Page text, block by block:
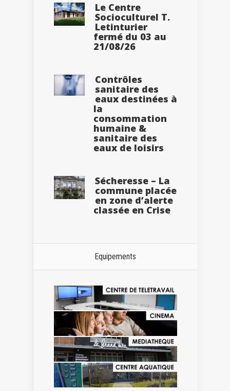
Le Centre
Socioculturel T.
Letinturier
fermé du 03 au
21/08/26
Contrôles
sanitaire des
eaux destinées à
la
consommation
humaine &
sanitaire des
eaux de loisirs
Sécheresse – La
commune placée
en zone d’alerte
classée en Crise
Equipements